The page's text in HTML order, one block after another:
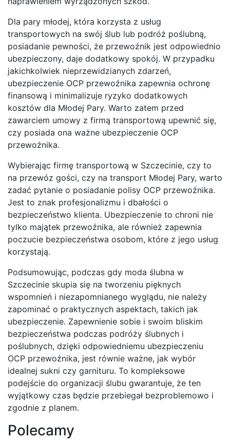
Dla pary młodej, która korzysta z usług
transportowych na swój ślub lub podróż poślubną,
posiadanie pewności, że przewoźnik jest odpowiednio
ubezpieczony, daje dodatkowy spokój. W przypadku
jakichkolwiek nieprzewidzianych zdarzeń,
ubezpieczenie OCP przewoźnika zapewnia ochronę
finansową i minimalizuje ryzyko dodatkowych
kosztów dla Młodej Pary. Warto zatem przed
zawarciem umowy z firmą transportową upewnić się,
czy posiada ona ważne ubezpieczenie OCP
przewoźnika.
Wybierając firmę transportową w Szczecinie, czy to
na przewóz gości, czy na transport Młodej Pary, warto
zadać pytanie o posiadanie polisy OCP przewoźnika.
Jest to znak profesjonalizmu i dbałości o
bezpieczeństwo klienta. Ubezpieczenie to chroni nie
tylko majątek przewoźnika, ale również zapewnia
poczucie bezpieczeństwa osobom, które z jego usług
korzystają.
Podsumowując, podczas gdy moda ślubna w
Szczecinie skupia się na tworzeniu pięknych
wspomnień i niezapomnianego wyglądu, nie należy
zapominać o praktycznych aspektach, takich jak
ubezpieczenie. Zapewnienie sobie i swoim bliskim
bezpieczeństwa podczas podróży ślubnych i
poślubnych, dzięki odpowiedniemu ubezpieczeniu
OCP przewoźnika, jest równie ważne, jak wybór
idealnej sukni czy garnituru. To kompleksowe
podejście do organizacji ślubu gwarantuje, że ten
wyjątkowy czas będzie przebiegał bezproblemowo i
zgodnie z planem.
Polecamy